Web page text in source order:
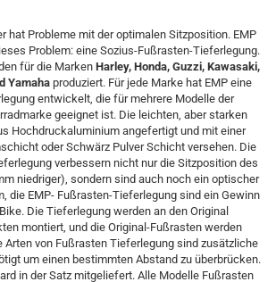
hat Probleme mit der optimalen Sitzposition. EMP
Problem: eine Sozius-Fußrasten-Tieferlegung.
für die Marken Harley, Honda, Guzzi, Kawasaki,
Yamahaproduziert. Für jede Marke hat EMP eine
entwickelt, die für mehrere Modelle der
geeignet ist. Die leichten, aber starken
Hochdruckaluminium angefertigt und mit einer
oder Schwärz Pulver Schicht versehen. Die
verbessern nicht nur die Sitzposition des
niedriger), sondern sind auch noch ein optischer
die EMP- Fußrasten-Tieferlegung sind ein Gewinn
Die Tieferlegung werden an den Original
montiert, und die Original-Fußrasten werden
Arten von Fußrasten Tieferlegung sind zusätzliche
um einen bestimmten Abstand zu überbrücken.
in der Satz mitgeliefert. Alle Modelle Fußrasten